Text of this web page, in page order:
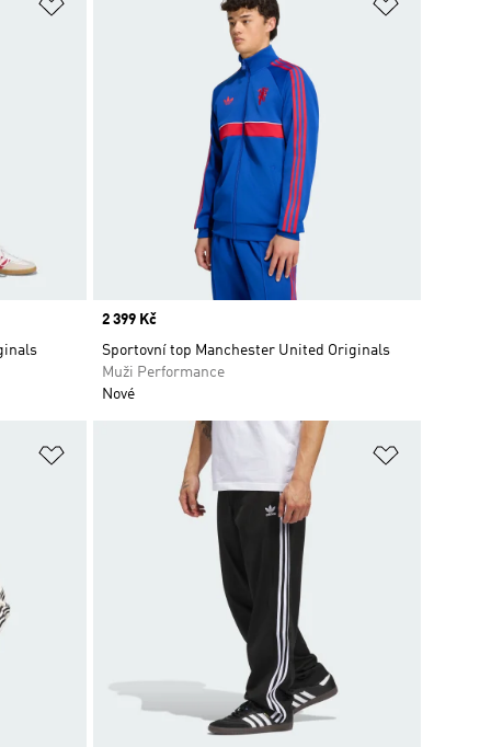
Price
2 399 Kč
Sportovní top Manchester United Originals
Muži Performance
Nové
Přidat do seznamu přání